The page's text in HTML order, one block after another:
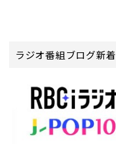
ラジオ番組ブログ新着